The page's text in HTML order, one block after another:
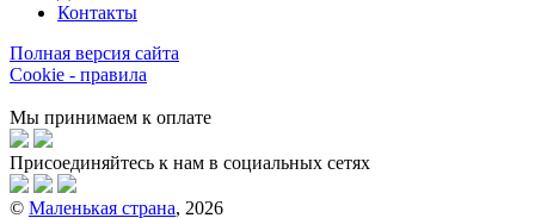
Контакты
Полная версия сайта
Cookie - правила
Мы принимаем к оплате
Присоединяйтесь к нам в социальных сетях
© Маленькая страна, 2026